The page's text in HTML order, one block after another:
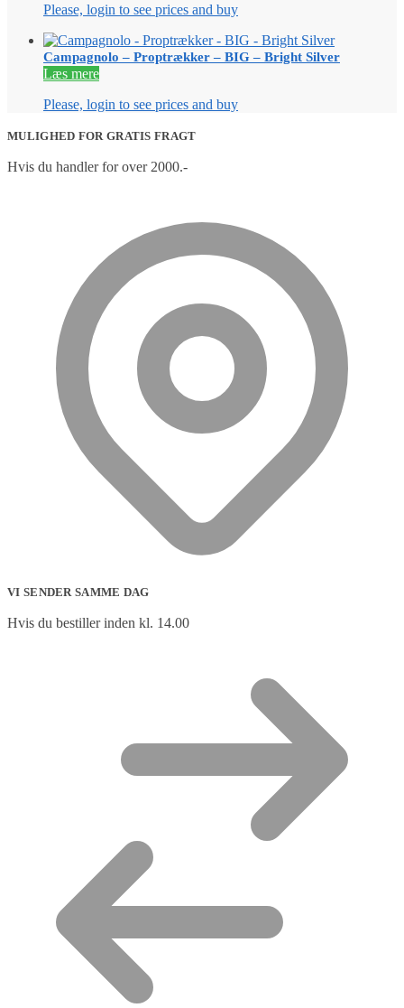
Please, login to see prices and buy
Campagnolo – Proptrækker – BIG – Bright Silver
Læs mere
Please, login to see prices and buy
MULIGHED FOR GRATIS FRAGT
Hvis du handler for over 2000.-
VI SENDER SAMME DAG
Hvis du bestiller inden kl. 14.00